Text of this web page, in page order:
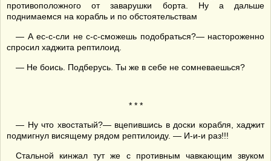
противоположного от заварушки борта. Ну а дальше
поднимаемся на корабль и по обстоятельствам
— А ес-с-сли не с-с-сможешь подобраться?— настороженно
спросил хаджита рептилоид.
— Не боись. Подберусь. Ты же в себе не сомневаешься?
* * *
— Ну что хвостатый?— вцепившись в доски корабля, хаджит
подмигнул висящему рядом рептилоиду. — И-и-и раз!!!
Стальной кинжал тут же с противным чавкающим звуком